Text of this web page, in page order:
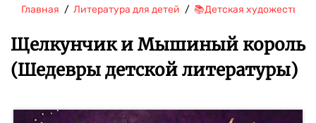
Главная Литература для детей 📚Детская
Щелкунчик и Мышиный король
(Шедевры детской литературы)